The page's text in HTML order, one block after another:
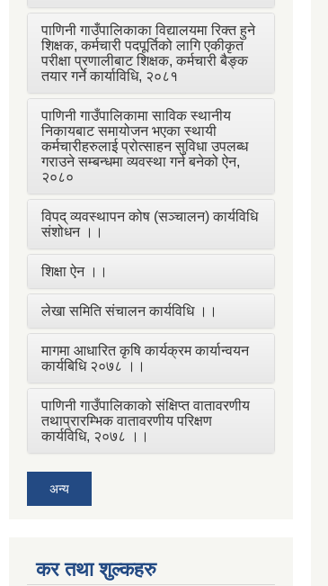
पाणिनी गाउँपालिकाका विद्यालयमा रिक्त हुने
शिक्षक, कर्मचारी पदपूर्तिको लागि एकीकृत
परीक्षा प्रणालीबाट शिक्षक, कर्मचारी बैङ्क
तयार गर्ने कार्याविधि, २०८१
पाणिनी गाउँपालिकामा साविक स्थानीय
निकायबाट समायोजन भएका स्थायी
कर्मचारीहरुलाई प्रोत्साहन सुविधा उपलब्ध
गराउने सम्बन्धमा व्यवस्था गर्न बनेको ऐन,
२०८०
विपद् व्यवस्थापन कोष (सञ्चालन) कार्यविधि
संशोधन ।।
शिक्षा ऐन ।।
लेखा समिति संचालन कार्यविधि ।।
मागमा आधारित कृषि कार्यक्रम कार्यान्वयन
कार्यबिधि २०७८ ।।
पाणिनी गाउँपालिकाको संक्षिप्त वातावरणीय
तथाप्रारम्भिक वातावरणीय परिक्षण
कार्यविधि, २०७८ ।।
अन्य
कर तथा शुल्कहरु